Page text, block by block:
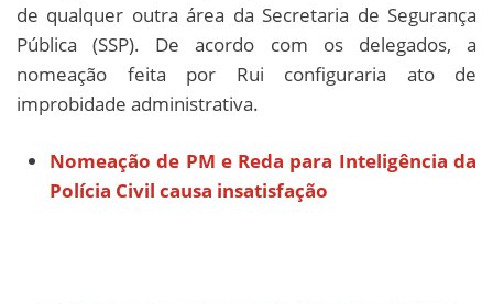
de qualquer outra área da Secretaria de Segurança
Pública (SSP). De acordo com os delegados, a
nomeação feita por Rui configuraria ato de
improbidade administrativa.
Nomeação de PM e Reda para Inteligência da
Polícia Civil causa insatisfação